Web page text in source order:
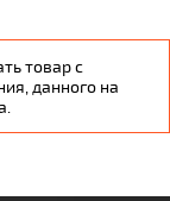
товар с
данного на